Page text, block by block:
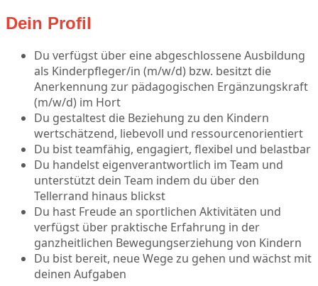
Dein Profil
Du verfügst über eine abgeschlossene Ausbildung
als Kinderpfleger/in (m/w/d) bzw. besitzt die
Anerkennung zur pädagogischen Ergänzungskraft
(m/w/d) im Hort
Du gestaltest die Beziehung zu den Kindern
wertschätzend, liebevoll und ressourcenorientiert
Du bist teamfähig, engagiert, flexibel und belastbar
Du handelst eigenverantwortlich im Team und
unterstützt dein Team indem du über den
Tellerrand hinaus blickst
Du hast Freude an sportlichen Aktivitäten und
verfügst über praktische Erfahrung in der
ganzheitlichen Bewegungserziehung von Kindern
Du bist bereit, neue Wege zu gehen und wächst mit
deinen Aufgaben